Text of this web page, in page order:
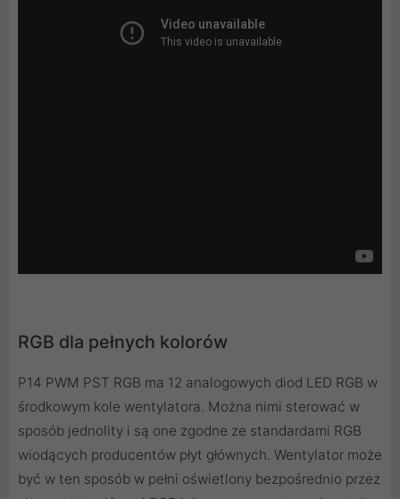
RGB dla pełnych kolorów
P14 PWM PST RGB ma 12 analogowych diod LED RGB w
środkowym kole wentylatora. Można nimi sterować w
sposób jednolity i są one zgodne ze standardami RGB
wiodących producentów płyt głównych. Wentylator może
być w ten sposób w pełni oświetlony bezpośrednio przez